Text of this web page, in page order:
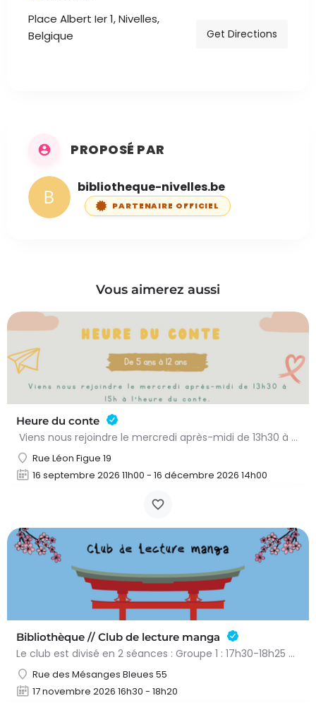
Place Albert Ier 1, Nivelles,
Belgique
Get Directions
PROPOSÉ PAR
bibliotheque-nivelles.be
PARTENAIRE OFFICIEL
Vous aimerez aussi
Heure du conte
Viens nous rejoindre le mercredi après-midi de 13h30 à 15h à l’heure du conte. On y lit des histoires…
Rue Léon Figue 19
16 septembre 2026 11h00 - 16 décembre 2026 14h00
Bibliothèque // Club de lecture manga
Le club est divisé en 2 séances : Groupe 1 : 17h30-18h25 Groupe 2 : 18h25-19h20 Réservation obligatoire par…
Rue des Mésanges Bleues 55
17 novembre 2026 16h30 - 18h20